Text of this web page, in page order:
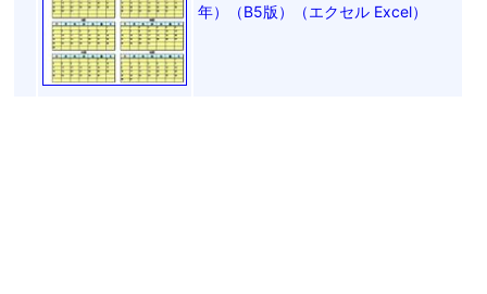
年）（B5版）（エクセル Excel）